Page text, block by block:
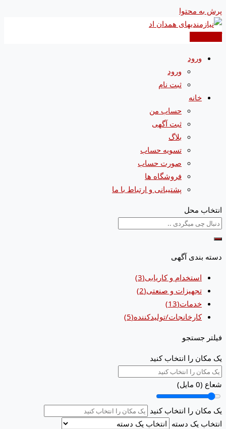
پرش به محتوا
ورود
ورود
ثبت نام
خانه
حساب من
ثبت آگهی
بلاگ
تسویه حساب
صورت حساب
فروشگاه ها
پشتیبانی و ارتباط با ما
انتخاب محل
دسته بندی آگهی
استخدام و کاریابی(3)
تجهیزات و صنعتی(2)
خدمات(13)
کارخانجات/تولیدکننده(5)
فیلتر جستجو
یک مکان را انتخاب کنید
شعاع (0 مایل)
یک مکان را انتخاب کنید
انتخاب یک دسته